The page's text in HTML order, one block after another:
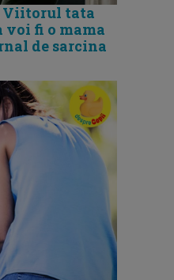
Viitorul tata
voi fi o mama
de sarcina